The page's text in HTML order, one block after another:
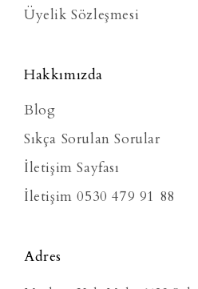
Üyelik Sözleşmesi
Hakkımızda
Blog
Sıkça Sorulan Sorular
İletişim Sayfası
İletişim 0530 479 91 88
Adres